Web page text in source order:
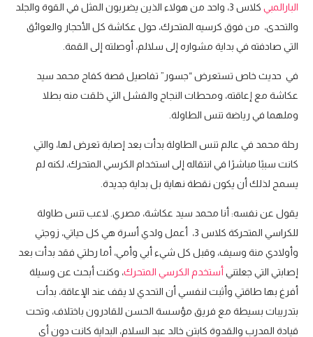
البارالمبي
كلاس 3، واحد من هولاء الذين يضربون المثل في القوة والجلد
والتحدى، من فوق كرسيه المتحرك، حول عكاشة كل الأحجار والعوائق
التي صادفته في بداية مشواره إلى سلالم، أوصلته إلى القمة.
في حديث خاص تستعرض “جسور” تفاصيل قصة كفاح محمد سيد
عكاشة مع إعاقته، ومحطات النجاح والفشل التي خلقت منه بطلا
وملهما في رياضة تنس الطاولة.
رحلة محمد في عالم تنس الطاولة بدأت بعد إصابة تعرض لها، والتي
كانت سببًا مباشرًا في انتقاله إلى استخدام الكرسي المتحرك، لكنه لم
يسمح لذلك أن يكون نقطة نهاية بل بداية جديدة.
يقول عن نفسه: أنا محمد سيد عكاشة، مصري. لاعب تنس طاولة
للكراسي المتحركة كلاس 3، أعمل ولدي أسرة هي كل حياتي، زوجتي
وأولادي منة وسيف، وقبل كل شيء أبي وأمي، أما رحلتي فقد بدأت بعد
إصابتي التي جعلتني أستخدم الكرسي المتحرك، وكنت أبحث عن وسيلة
أفرغ بها طاقتي وأثبت لنفسي أن التحدي لا يقف عند الإعاقة، بدأت
بتدريبات بسيطة مع فريق مؤسسة الحسن للقادرون باختلاف، وتحت
قيادة المدرب والقدوة كابتن خالد عبد السلام، البداية كانت دون أي